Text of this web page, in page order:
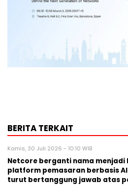
BERITA TERKAIT
Kamis, 30 Juli 2026 - 10:10 WIB
Netcore berganti nama menjadi
platform pemasaran berbasis
turut bertanggung jawab atas